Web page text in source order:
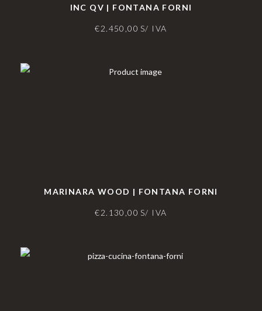
INC QV | FONTANA FORNI
€2.450,00 S/ IVA
MARINARA WOOD | FONTANA FORNI
€2.130,00 S/ IVA